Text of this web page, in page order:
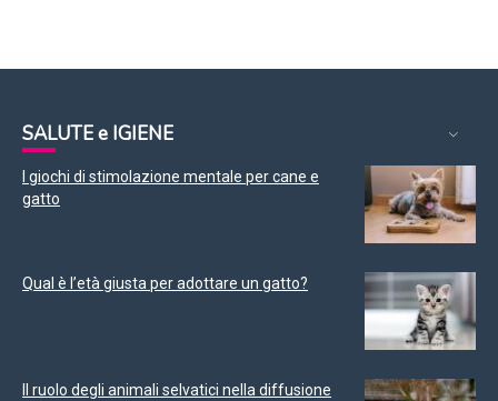
SALUTE e IGIENE
I giochi di stimolazione mentale per cane e
gatto
Qual è l’età giusta per adottare un gatto?
Il ruolo degli animali selvatici nella diffusione